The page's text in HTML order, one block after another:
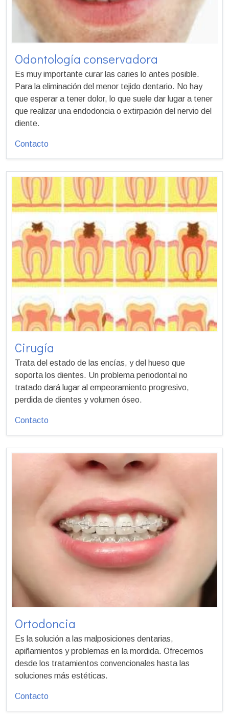
Odontología conservadora
Es muy importante curar las caries lo antes posible.
Para la eliminación del menor tejido dentario. No hay
que esperar a tener dolor, lo que suele dar lugar a tener
que realizar una endodoncia o extirpación del nervio del
diente.
Contacto
Cirugía
Trata del estado de las encías, y del hueso que
soporta los dientes. Un problema periodontal no
tratado dará lugar al empeoramiento progresivo,
perdida de dientes y volumen óseo.
Contacto
Ortodoncia
Es la solución a las malposiciones dentarias,
apiñamientos y problemas en la mordida. Ofrecemos
desde los tratamientos convencionales hasta las
soluciones más estéticas.
Contacto